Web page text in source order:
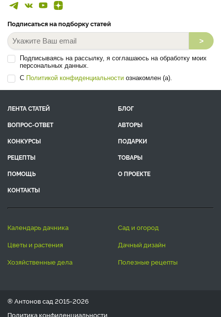
Подписаться на подборку статей
>
Подписываясь на рассылку, я соглашаюсь на обработку моих
персональных данных.
С Политикой конфиденциальности ознакомлен (а).
ЛЕНТА СТАТЕЙ
БЛОГ
ВОПРОС-ОТВЕТ
АВТОРЫ
КОНКУРСЫ
ПОДАРКИ
РЕЦЕПТЫ
ТОВАРЫ
ПОМОЩЬ
О ПРОЕКТЕ
КОНТАКТЫ
календарь дачника
сад и огород
цветы и растения
дачный дизайн
хозяйственные дела
полезные рецепты
® Антонов сад 2015-2026
Политика конфиденциальности